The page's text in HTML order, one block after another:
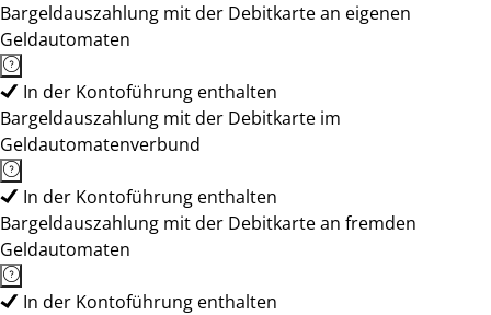
Bargeldauszahlung mit der Debitkarte an eigenen
Geldautomaten
In der Kontoführung enthalten
Bargeldauszahlung mit der Debitkarte im
Geldautomatenverbund
In der Kontoführung enthalten
Bargeldauszahlung mit der Debitkarte an fremden
Geldautomaten
In der Kontoführung enthalten